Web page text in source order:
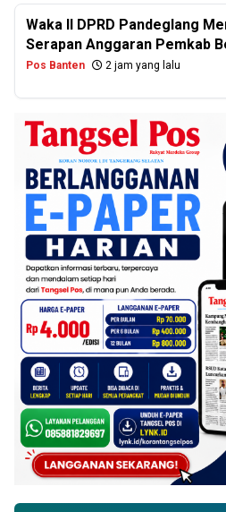
Waka II DPRD Pandeglang
Serapan Anggaran Pemkab
Pos Banten 2 jam yang lalu